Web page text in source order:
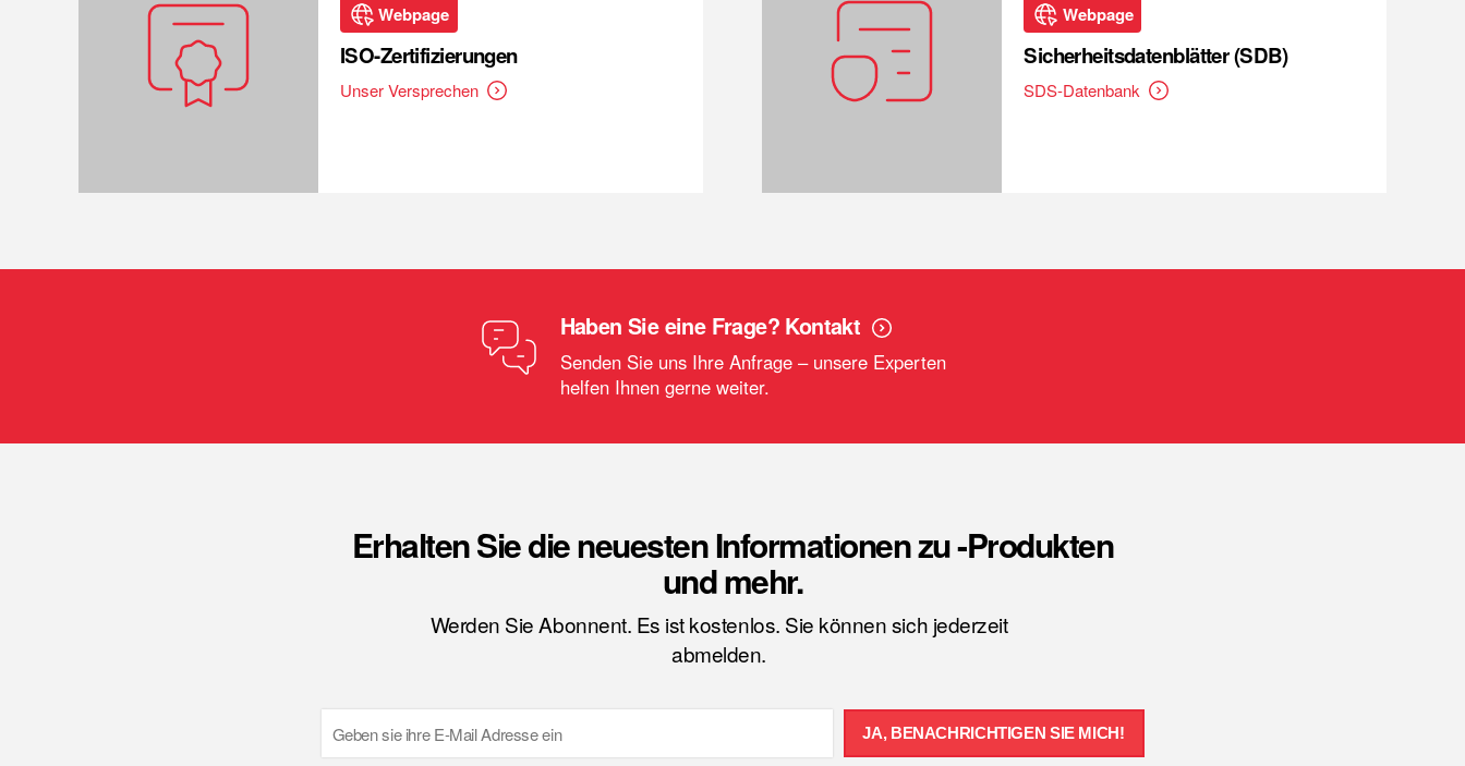
Webpage
ISO-Zertifizierungen
Unser Versprechen
Webpage
Sicherheitsdatenblätter (SDB)
SDS-Datenbank
Haben Sie eine Frage? Kontakt
Senden Sie uns Ihre Anfrage – unsere Experten
helfen Ihnen gerne weiter.
Erhalten Sie die neuesten Informationen zu -Produkten
und mehr.
Werden Sie Abonnent. Es ist kostenlos. Sie können sich jederzeit
abmelden.
Email
JA, BENACHRICHTIGEN SIE MICH!